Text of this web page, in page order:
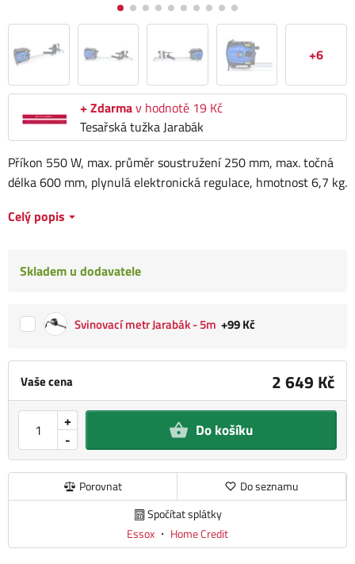
+6
+ Zdarmav hodnotě 19 Kč
Tesařská tužka Jarabák
Vaše cena 2 649 Kč
-
+ Do košíku
Porovnat
Do seznamu
Spočítat splátky
Essox ・ Home Credit
Příkon 550 W, max. průměr soustružení 250 mm, max. točná
délka 600 mm, plynulá elektronická regulace, hmotnost 6,7 kg.
Celý popis
Skladem u dodavatele
Svinovací metr Jarabák - 5m +99 Kč